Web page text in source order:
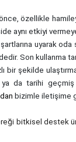
özellikle
aynı etkiyi
uyarak oda
Son kullanma
bir şekilde
da tarihi geçmiş
bizimle iletişime
bitkisel destek